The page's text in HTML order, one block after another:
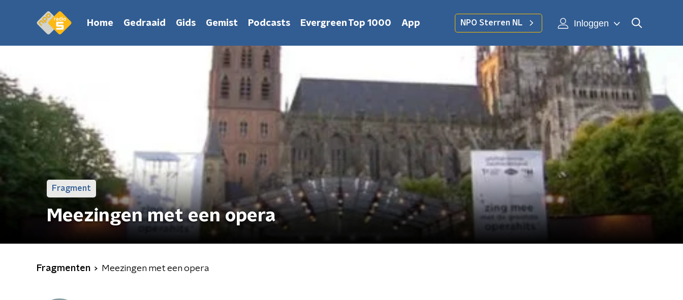
Home Gedraaid Gids Gemist Podcasts Evergreen Top 1000 App NPO Sterren NL Inloggen
Fragment
Meezingen met een opera
Fragmenten Meezingen met een opera